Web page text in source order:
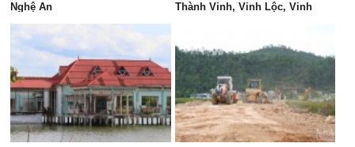
Nghệ An
Thành Vinh, Vinh Lộc, Vinh